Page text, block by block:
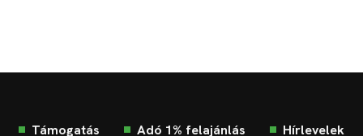
Támogatás Adó 1% felajánlás Hírlevelek